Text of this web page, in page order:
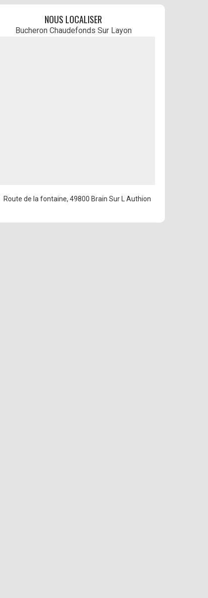
NOUS LOCALISER
Bucheron Chaudefonds Sur Layon
Route de la fontaine, 49800 Brain Sur L Authion